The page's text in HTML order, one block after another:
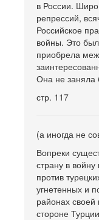
в России.
репрессий,
Российское
войны. Это
приобрела
Она не заняла
стр. 117
(а иногда не
Вопреки
страну в
против
угнетенных и
районах
стороне